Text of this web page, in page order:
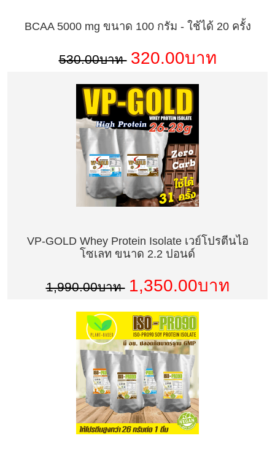
BCAA 5000 mg ขนาด 100 กรัม - ใช้ได้ 20 ครั้ง
530.00บาท 320.00บาท
VP-GOLD Whey Protein Isolate เวย์โปรตีนไอ
โซเลท ขนาด 2.2 ปอนด์
1,990.00บาท 1,350.00บาท